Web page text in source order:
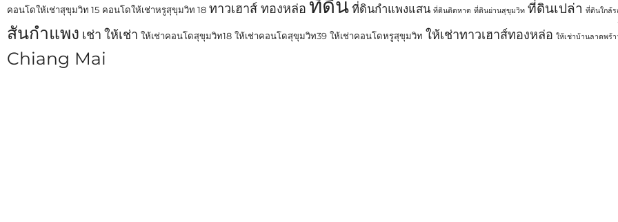
คอนโดให้เช่าสุขุมวิท 15 คอนโดให้เช่าหรูสุขุมวิท 18 ทาวเฮาส์ ทองหล่อ ที่ดิน ที่ดินกำแพงแสน ที่ดินติดหาด ที่ดินย่านสุขุมวิท ที่ดินเปล่า ที่ดินใกล้
สันกำแพง เช่า ให้เช่า ให้เช่าคอนโดสุขุมวิท18 ให้เช่าคอนโดสุขุมวิท39 ให้เช่าคอนโดหรูสุขุมวิท ให้เช่าทาวเฮาส์ทองหล่อ ให้เช่าบ้านลาดพร้า
Chiang Mai